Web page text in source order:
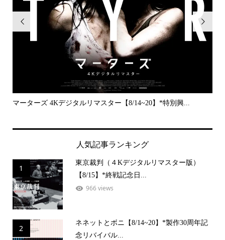

マーターズ 4Kデジタルリマスター【8/14~20】*特別興...

人気記事ランキング
1
東京裁判（４Kデジタルリマスター版）
【8/15】*終戦記念日...
966 views
2
ネネットとボニ【8/14~20】*製作30周年記
念リバイバル...